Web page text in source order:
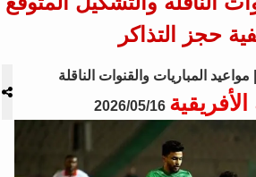
حجز التذاكر
المباريات والقنوات الناقلة
الأفريقية 2026/05/16